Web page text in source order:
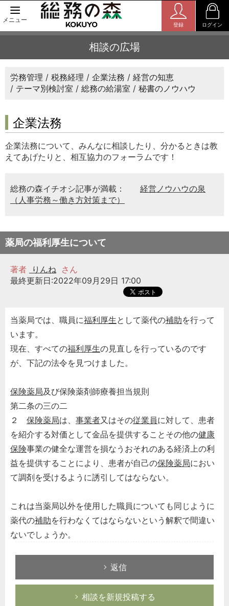
メニュー
登録 ログイン
相談の広場
労務管理 税務経理 企業法務
経営の知恵
テーマ別検討室
総務の給湯室 秘書のノウハウ
企業法務
企業法務について、みんなに相談したり、分かるときは教
えてあげたりと、相互協力のフォーラムです！
総務の森イチオシ記事が満載：
経営ノウハウの泉
（人事労務～働き方対策まで）
薬局の福利厚生について
著者 りんね さん
最終更新日:2022年09月29日 17:00
当薬局では、職員に福利厚生として薬代の補助を行って
います。
現在、すべての福利厚生の見直しを行っているのです
が、下記の法令を見つけました。
保険薬局及び保険薬剤師療養担当規則
第二条の三の二
２ 保険薬局は、 事業者又はその従業員に対して、患者
を紹介する対価として金品を提供することその他の健康
保険事業の健全な運営を損なうおそれのある経済上の利
益を提供することにより、患者が自己の保険薬局におい
て調剤を受けるように誘引してはならない。
これは当薬局以外を使用した職員についても同じように
薬代の補助を行わなくてはならないという解釈で間違い
ないでしょうか。
返信
相談を新規投稿する